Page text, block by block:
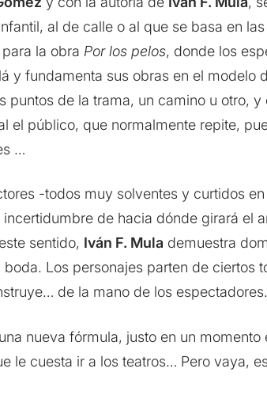
al de calle o al que se basa en las
la obra Por los pelos, donde los
y fundamenta sus obras en el modelo
puntos de la trama, un camino u otro,
el público, que normalmente repite,
…
-todos muy solventes y curtidos
de hacia dónde girará el
sentido, Iván F. Mula demuestra
Los personajes parten de ciertos
de la mano de los espectadores.
nueva fórmula, justo en un momento
le cuesta ir a los teatros… Pero vaya,